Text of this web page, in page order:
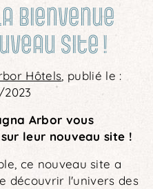
bienvenue
site !
Hôtels , publié le :
Arbor vous
leur nouveau site !
ce nouveau site a
découvrir l'univers des